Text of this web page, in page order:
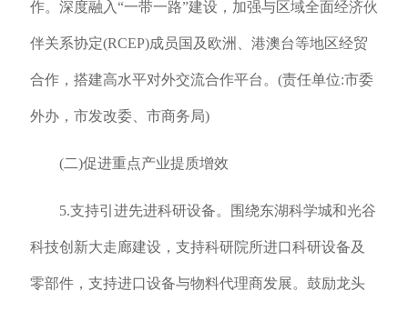
作。深度融入“一带一路”建设，加强与区域全面经济伙
伴关系协定(RCEP)成员国及欧洲、港澳台等地区经贸
合作，搭建高水平对外交流合作平台。(责任单位:市委
外办，市发改委、市商务局)
(二)促进重点产业提质增效
5.支持引进先进科研设备。围绕东湖科学城和光谷
科技创新大走廊建设，支持科研院所进口科研设备及
零部件，支持进口设备与物料代理商发展。鼓励龙头